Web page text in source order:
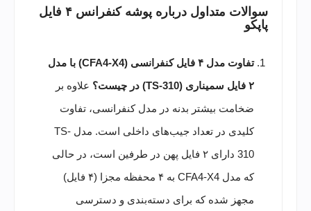
سوالات متداول درباره پوشه کنفرانس ۴ فایل
پاپکو
تفاوت مدل ۴ فایل کنفرانسی (CFA4-X4) با مدل
۲ فایل سمیناری (TS-310) در چیست؟
علاوه بر
ضخامت بیشتر بدنه در مدل کنفرانسی، تفاوت
کلیدی در تعداد جیب‌های داخلی است. مدل TS-
310 دارای ۲ فایل پهن در طرفین است، در حالی
که مدل CFA4-X4 به ۴ محفظه مجزا (۴ فایل)
مجهز شده که برای دسته‌بندی و دسترسی